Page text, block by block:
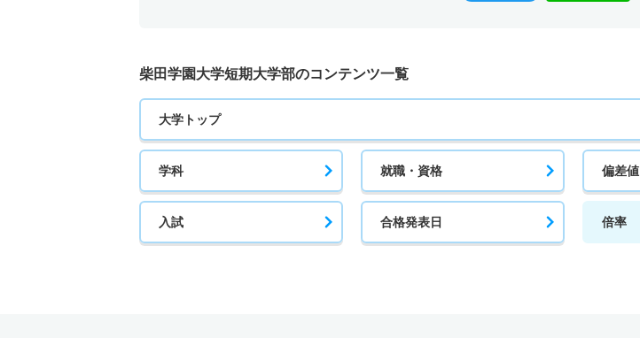
柴田学園大学短期大学部のコンテンツ一覧
大学トップ
学科 就職・資格 偏差値
入試 合格発表日 倍率